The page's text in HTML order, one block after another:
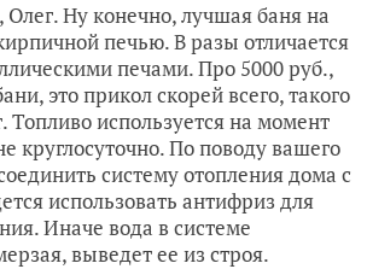
Ну конечно, лучшая баня на
печью. В разы отличается
печами. Про 5000 руб.,
это прикол скорей всего, такого
Топливо используется на момент
круглосуточно. По поводу вашего
систему отопления дома с
использовать антифриз для
Иначе вода в системе
выведет ее из строя.